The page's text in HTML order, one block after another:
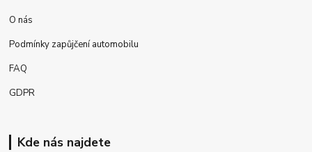
O nás
Podmínky zapůjčení automobilu
FAQ
GDPR
Kde nás najdete